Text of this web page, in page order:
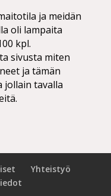
ja meidän
oli lampaita
kpl.
sivusta miten
ja tämän
jollain tavalla
Yh­teis­työ